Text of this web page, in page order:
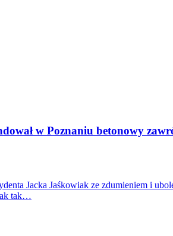
w Poznaniu betonowy
Jacka Jaśkowiak ze zdumieniem i
tak…